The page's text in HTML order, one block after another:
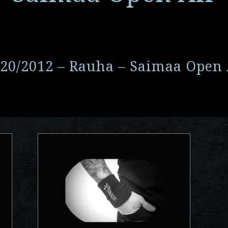
2012 – Rauha – Saimaa